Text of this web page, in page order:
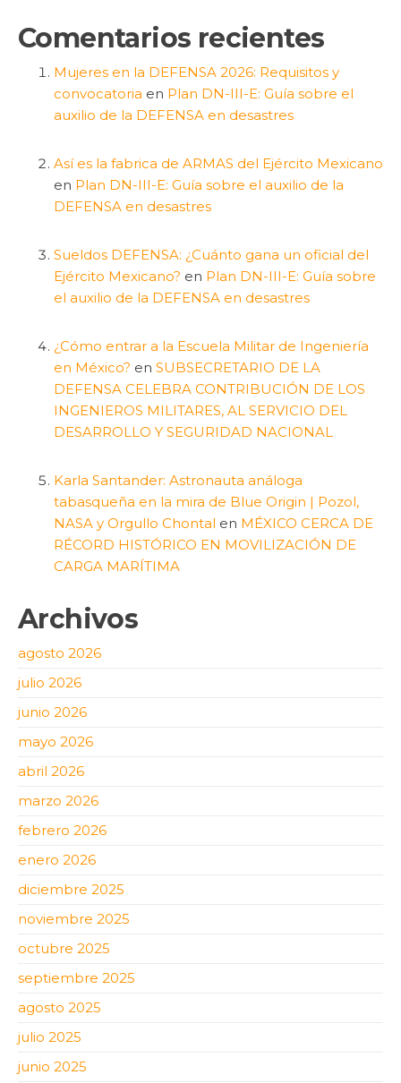
Comentarios recientes
Mujeres en la DEFENSA 2026: Requisitos y
convocatoria en Plan DN-III-E: Guía sobre el
auxilio de la DEFENSA en desastres
Así es la fabrica de ARMAS del Ejército Mexicano
en Plan DN-III-E: Guía sobre el auxilio de la
DEFENSA en desastres
Sueldos DEFENSA: ¿Cuánto gana un oficial del
Ejército Mexicano? en Plan DN-III-E: Guía sobre
el auxilio de la DEFENSA en desastres
¿Cómo entrar a la Escuela Militar de Ingeniería
en México? en SUBSECRETARIO DE LA
DEFENSA CELEBRA CONTRIBUCIÓN DE LOS
INGENIEROS MILITARES, AL SERVICIO DEL
DESARROLLO Y SEGURIDAD NACIONAL
Karla Santander: Astronauta análoga
tabasqueña en la mira de Blue Origin | Pozol,
NASA y Orgullo Chontal en MÉXICO CERCA DE
RÉCORD HISTÓRICO EN MOVILIZACIÓN DE
CARGA MARÍTIMA
Archivos
agosto 2026
julio 2026
junio 2026
mayo 2026
abril 2026
marzo 2026
febrero 2026
enero 2026
diciembre 2025
noviembre 2025
octubre 2025
septiembre 2025
agosto 2025
julio 2025
junio 2025